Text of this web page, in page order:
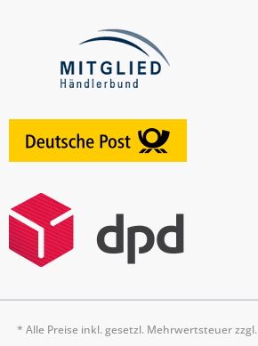
* Alle Preise inkl. gesetzl. Mehrwertsteuer zzgl.